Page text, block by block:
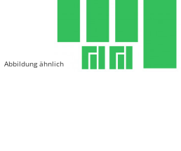
Abbildung ähnlich